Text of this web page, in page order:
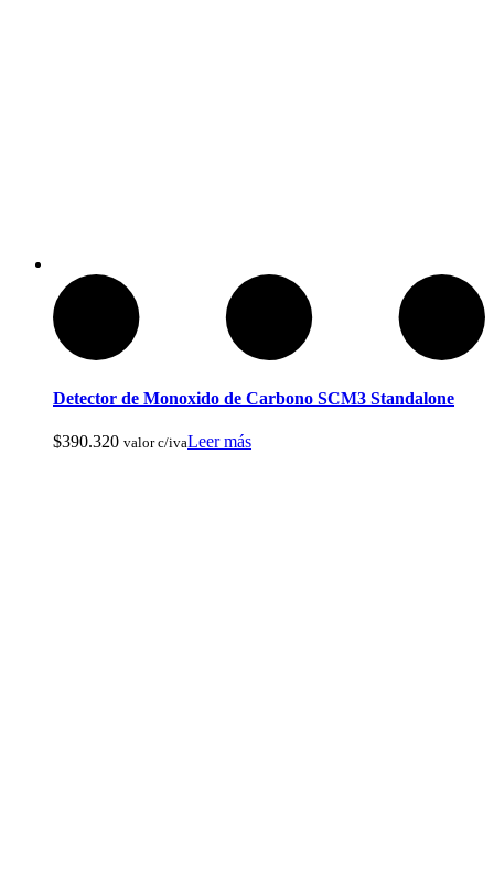
Articulos de Caza y Pesca
Detector de Monoxido de Carbono SCM3 Standalone
$390.320 valor c/ivaLeer más